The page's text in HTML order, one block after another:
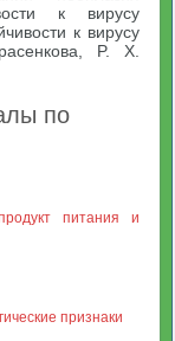
к вирусу
к вирусу
P. X.
по
питания и
признаки